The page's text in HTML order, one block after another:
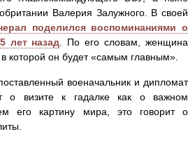
Валерия Залужного. В своей
поделился воспоминаниями о
лет назад . По его словам, женщина
которой он будет «самым главным».
военачальник и дипломат
о визите к гадалке как о важном
его картину мира, это говорит о